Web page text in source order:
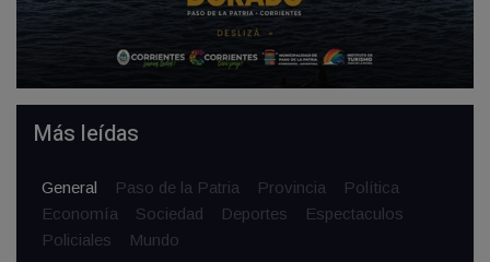
Más leídas
General Paso de la Patria Provincia
Política
Economía
Sociedad Deportes
Espectaculos
Policiales
Mundo